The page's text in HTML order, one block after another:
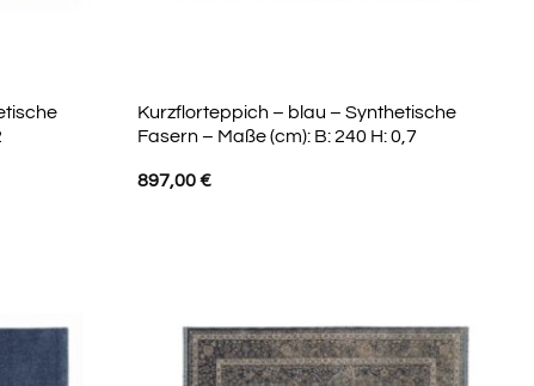
Kurzflorteppich – blau – Synthetische
Fasern – Maße (cm): B: 240 H: 0,7
897,00€